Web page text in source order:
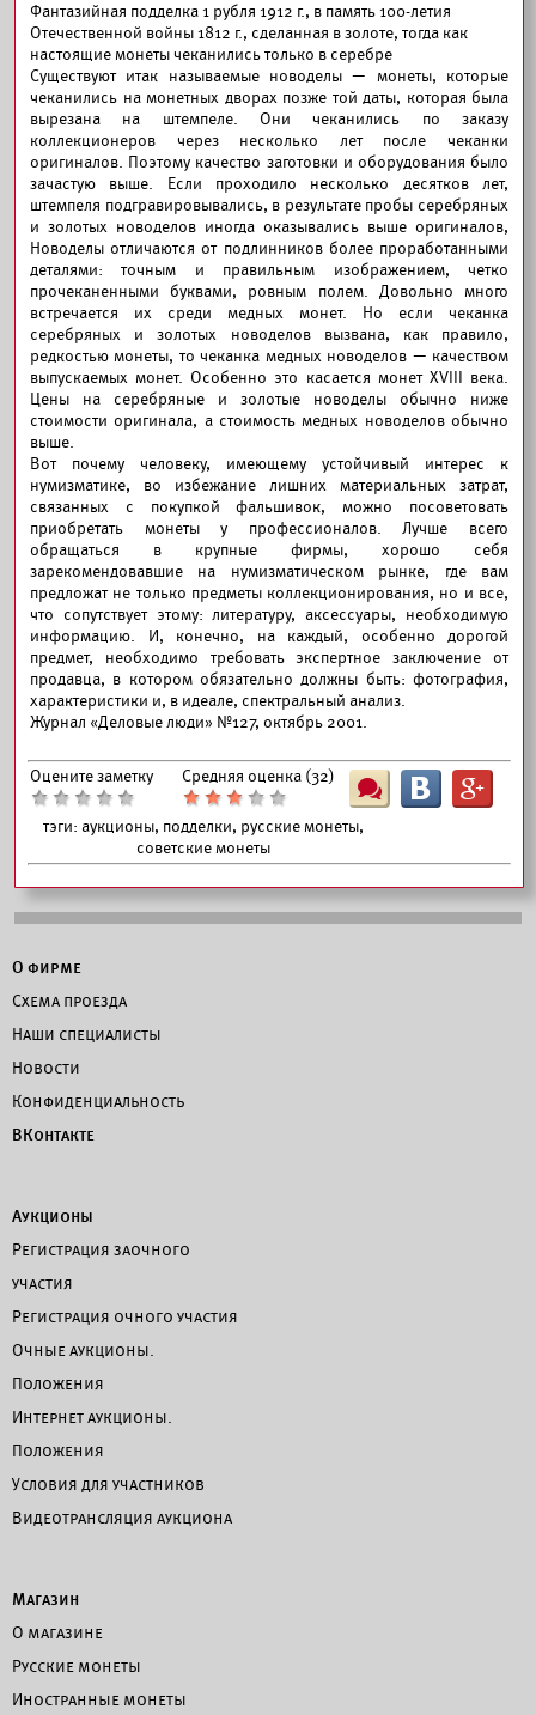
Фантазийная подделка 1 рубля 1912 г., в память 100-летия
Отечественной войны 1812 г., сделанная в золоте, тогда как
настоящие монеты чеканились только в серебре
Существуют итак называемые новоделы — монеты, которые
чеканились на монетных дворах позже той даты, которая была
вырезана на штемпеле. Они чеканились по заказу
коллекционеров через несколько лет после чеканки
оригиналов. Поэтому качество заготовки и оборудования было
зачастую выше. Если проходило несколько десятков лет,
штемпеля подгравировывались, в результате пробы серебряных
и золотых новоделов иногда оказывались выше оригиналов,
Новоделы отличаются от подлинников более проработанными
деталями: точным и правильным изображением, четко
прочеканенными буквами, ровным полем. Довольно много
встречается их среди медных монет. Но если чеканка
серебряных и золотых новоделов вызвана, как правило,
редкостью монеты, то чеканка медных новоделов — качеством
выпускаемых монет. Особенно это касается монет XVIII века.
Цены на серебряные и золотые новоделы обычно ниже
стоимости оригинала, а стоимость медных новоделов обычно
выше.
Вот почему человеку, имеющему устойчивый интерес к
нумизматике, во избежание лишних материальных затрат,
связанных с покупкой фальшивок, можно посоветовать
приобретать монеты у профессионалов. Лучше всего
обращаться в крупные фирмы, хорошо себя
зарекомендовавшие на нумизматическом рынке, где вам
предложат не только предметы коллекционирования, но и все,
что сопутствует этому: литературу, аксессуары, необходимую
информацию. И, конечно, на каждый, особенно дорогой
предмет, необходимо требовать экспертное заключение от
продавца, в котором обязательно должны быть: фотография,
характеристики и, в идеале, спектральный анализ.
Журнал «Деловые люди» №127, октябрь 2001.
Оцените заметку Средняя оценка (32)
тэги: аукционы, подделки, русские монеты,
советские монеты
Ш B G
О фирме
Схема проезда
Наши специалисты
Новости
Конфиденциальность
ВКонтакте
Аукционы
Регистрация заочного
участия
Регистрация очного участия
Очные аукционы.
Положения
Интернет аукционы.
Положения
Условия для участников
Видеотрансляция аукциона
Магазин
О магазине
Русские монеты
Иностранные монеты